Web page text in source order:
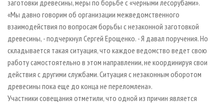
ИНСТРУМЕНТ И МАТЕРИАЛЫ
БИБЛИОТЕКА СПЕЦИАЛИСТА
заготовки древесины, меры по борьбе с «черными лесорубами».
«Мы давно говорим об организации межведомственного
взаимодействия по вопросам борьбы с незаконной заготовкой
древесины, - подчеркнул Сергей Ерощенко. - Я давал поручения. Но
складывается такая ситуация, что каждое ведомство ведет свою
работу самостоятельно в этом направлении, не координируя свои
действия с другими службами. Ситуация с незаконным оборотом
древесины пока еще до конца не переломлена».
Участники совещания отметили, что одной из причин является